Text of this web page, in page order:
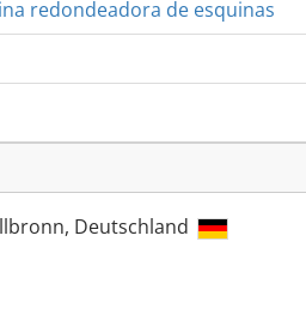
redondeadora de esquinas
Deutschland